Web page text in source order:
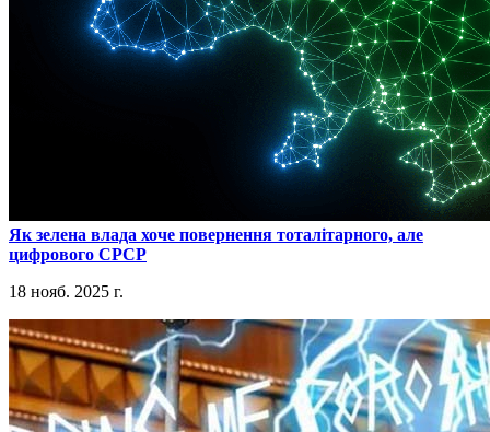
​Як зелена влада хоче повернення тоталітарного, але
цифрового СРСР
18 нояб. 2025 г.